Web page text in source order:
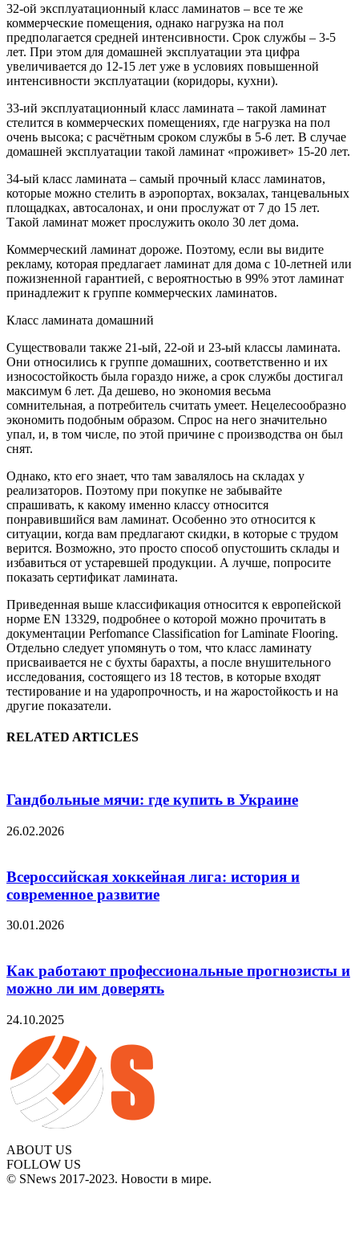
32-ой эксплуатационный класс ламинатов – все те же
коммерческие помещения, однако нагрузка на пол
предполагается средней интенсивности. Срок службы – 3-5
лет. При этом для домашней эксплуатации эта цифра
увеличивается до 12-15 лет уже в условиях повышенной
интенсивности эксплуатации (коридоры, кухни).
33-ий эксплуатационный класс ламината – такой ламинат
стелится в коммерческих помещениях, где нагрузка на пол
очень высока; с расчётным сроком службы в 5-6 лет. В случае
домашней эксплуатации такой ламинат «проживет» 15-20 лет.
34-ый класс ламината – самый прочный класс ламинатов,
которые можно стелить в аэропортах, вокзалах, танцевальных
площадках, автосалонах, и они прослужат от 7 до 15 лет.
Такой ламинат может прослужить около 30 лет дома.
Коммерческий ламинат дороже. Поэтому, если вы видите
рекламу, которая предлагает ламинат для дома с 10-летней или
пожизненной гарантией, с вероятностью в 99% этот ламинат
принадлежит к группе коммерческих ламинатов.
Класс ламината домашний
Существовали также 21-ый, 22-ой и 23-ый классы ламината.
Они относились к группе домашних, соответственно и их
износостойкость была гораздо ниже, а срок службы достигал
максимум 6 лет. Да дешево, но экономия весьма
сомнительная, а потребитель считать умеет. Нецелесообразно
экономить подобным образом. Спрос на него значительно
упал, и, в том числе, по этой причине с производства он был
снят.
Однако, кто его знает, что там завалялось на складах у
реализаторов. Поэтому при покупке не забывайте
спрашивать, к какому именно классу относится
понравившийся вам ламинат. Особенно это относится к
ситуации, когда вам предлагают скидки, в которые с трудом
верится. Возможно, это просто способ опустошить склады и
избавиться от устаревшей продукции. А лучше, попросите
показать сертификат ламината.
Приведенная выше классификация относится к европейской
норме EN 13329, подробнее о которой можно прочитать в
документации Perfomance Classification for Laminate Flooring.
Отдельно следует упомянуть о том, что класс ламинату
присваивается не с бухты барахты, а после внушительного
исследования, состоящего из 18 тестов, в которые входят
тестирование и на ударопрочность, и на жаростойкость и на
другие показатели.
RELATED ARTICLES
Гандбольные мячи: где купить в Украине
26.02.2026
Всероссийская хоккейная лига: история и
современное развитие
30.01.2026
Как работают профессиональные прогнозисты и
можно ли им доверять
24.10.2025
ABOUT US
FOLLOW US
© SNews 2017-2023. Новости в мире.